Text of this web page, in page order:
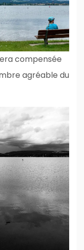
compensée
agréable du